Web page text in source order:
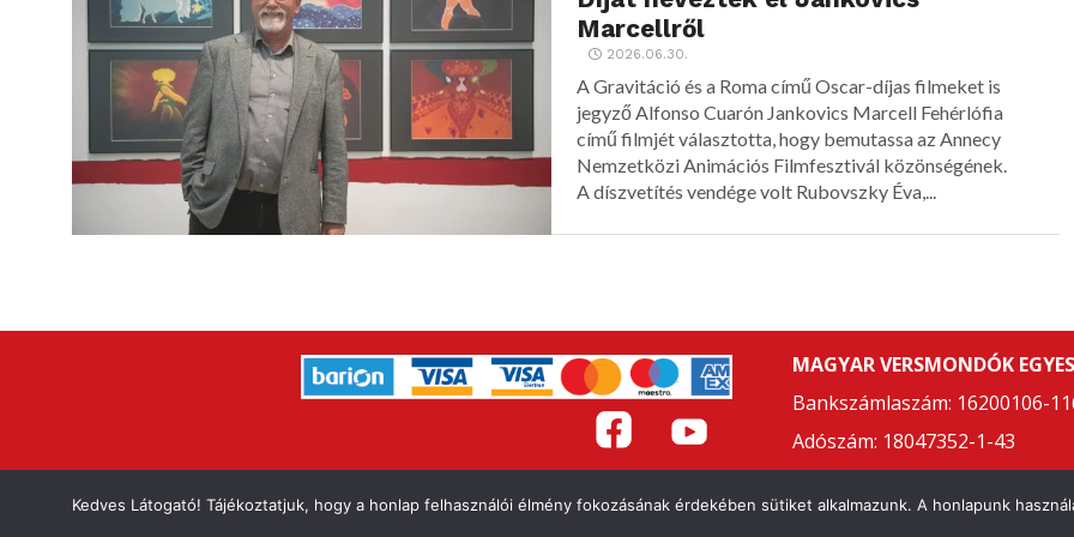
Marcellről
2026.06.30.
A Gravitáció és a Roma című Oscar-díjas filmeket is
jegyző Alfonso Cuarón Jankovics Marcell Fehérlófia
című filmjét választotta, hogy bemutassa az Annecy
Nemzetközi Animációs Filmfesztivál közönségének.
A díszvetítés vendége volt Rubovszky Éva,...
MAGYAR VERSMONDÓK
Bankszámlaszám: 16200106-
Adószám: 18047352-1-43
IMPRESSZUM ALAPSZABÁLY ÁSZF ADATVÉDELMI NYILATKOZAT
Kedves Látogató! Tájékoztatjuk, hogy a honlap felhasználói élmény fokozásának érdekében sütiket alkalmazunk. A honlapunk